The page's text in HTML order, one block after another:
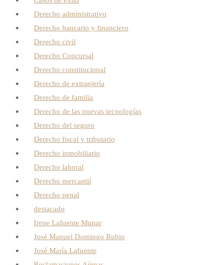
Derecho administrativo
Derecho bancario y financiero
Derecho civil
Derecho Concursal
Derecho constitucional
Derecho de extranjería
Derecho de familia
Derecho de las nuevas tecnologías
Derecho del seguro
Derecho fiscal y tributario
Derecho inmobiliario
Derecho laboral
Derecho mercantil
Derecho penal
destacado
Irene Lafuente Munar
José Manuel Domingo Rubio
José María Lafuente